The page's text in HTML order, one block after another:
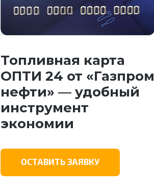
Топливная карта
ОПТИ 24 от «Газпром
нефти» — удобный
инструмент
экономии
ОСТАВИТЬ ЗАЯВКУ